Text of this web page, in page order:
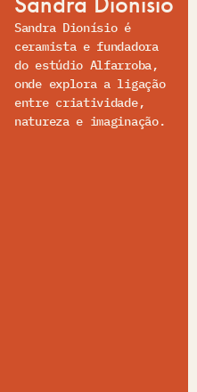
Sandra Dionísio é
ceramista e fundadora
do estúdio Alfarroba,
onde explora a ligação
entre criatividade,
natureza e imaginação.